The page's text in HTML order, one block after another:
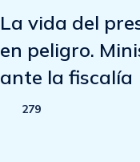
La vida del
en peligro.
ante la fiscalía
279